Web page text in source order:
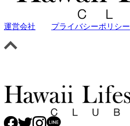
運営会社 プライバシーポリシー